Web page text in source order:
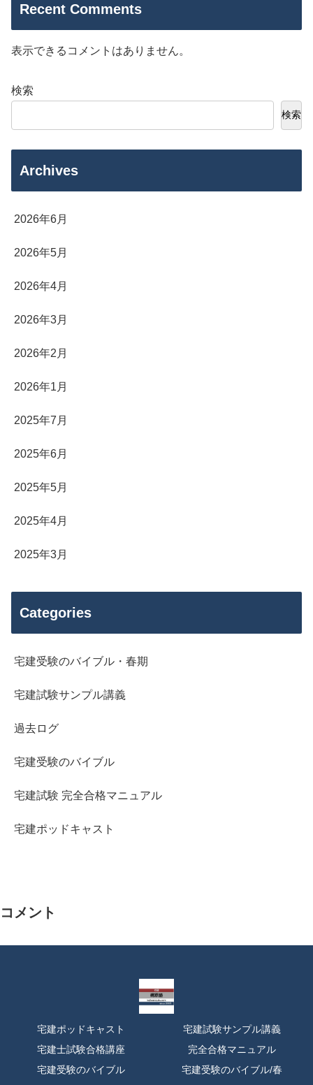
Recent Comments
表示できるコメントはありません。
検索
検索
Archives
2026年6月
2026年5月
2026年4月
2026年3月
2026年2月
2026年1月
2025年7月
2025年6月
2025年5月
2025年4月
2025年3月
Categories
宅建受験のバイブル・春期
宅建試験サンプル講義
過去ログ
宅建受験のバイブル
宅建試験 完全合格マニュアル
宅建ポッドキャスト
コメント
宅建ポッドキャスト
宅建試験サンプル講義
宅建士試験合格講座
完全合格マニュアル
宅建受験のバイブル
宅建受験のバイブル/春